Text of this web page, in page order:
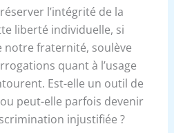
l’intégrité de la
liberté individuelle, si
notre fraternité, soulève
quant à l’usage
Est-elle un outil de
peut-elle parfois devenir
injustifiée ?